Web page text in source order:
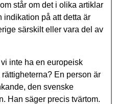
står om det i olika artiklar
indikation på att detta är
särskilt eller vara del av
inte ha en europeisk
En person är
den svenske
Han säger precis tvärtom.